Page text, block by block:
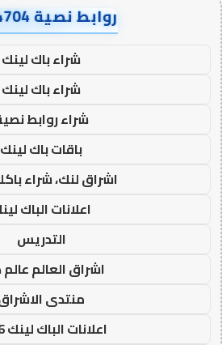
روابط نصية AA14704
شراء باك لينك
شراء باك لينك
شراء روابط
باقات باك لينك
اشراق لنك، شراء
اعلانات الباك
التدريس
اشراق العالم عالم
منتدى
اعلانات الباك لينك 2026